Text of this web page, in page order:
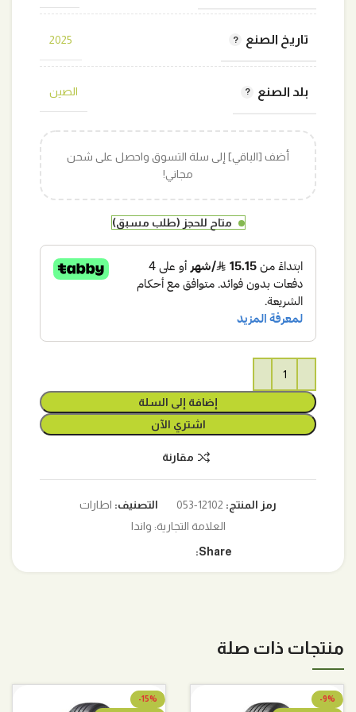
تاريخ الصنع 2025
بلد الصنع الصين
أضف [الباقي] إلى سلة التسوق واحصل على شحن
مجاني!
متاح للحجز (طلب مسبق)
إضافة إلى السلة
اشتري الآن
مقارنة
رمز المنتج: 12102-053 التصنيف: اطارات
العلامة التجارية: واندا
Share:
منتجات ذات صلة
-9%
-15%